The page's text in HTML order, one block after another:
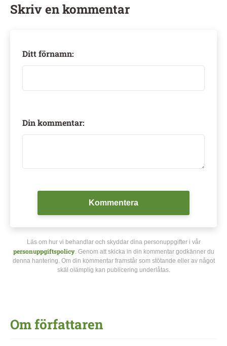
Skriv en kommentar
Ditt förnamn:
Din kommentar:
Kommentera
Läs om hur vi behandlar och skyddar dina personuppgifter i vår
personuppgiftspolicy. Genom att skicka in din kommentar godkänner du
denna hantering. Om din kommentar framstår som stötande eller av något
skäl olämplig kan publicering underlåtas.
Om författaren